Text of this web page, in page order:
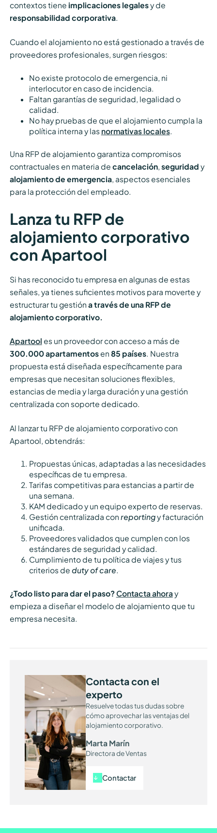
contextos tiene implicaciones legalesy de
responsabilidad corporativa.
Cuando el alojamiento no está gestionado a través de
proveedores profesionales, surgen riesgos:
No existe protocolo de emergencia, ni
interlocutor en caso de incidencia.
Faltan garantías de seguridad, legalidad o
calidad.
No hay pruebas de que el alojamiento cumpla la
política interna y las normativas locales.
Una RFP de alojamiento garantiza compromisos
contractuales en materia de cancelación, seguridad y
alojamiento de emergencia, aspectos esenciales
para la protección del empleado.
Lanza tu RFP de
alojamiento corporativo
con Apartool
Si has reconocido tu empresa en algunas de estas
señales, ya tienes suficientes motivos para moverte y
estructurar tu gestión a través de una RFP de
alojamiento corporativo.
Apartool es un proveedor con acceso a más de
300.000 apartamentosen 85 países. Nuestra
propuesta está diseñada específicamente para
empresas que necesitan soluciones flexibles,
estancias de media y larga duración y una gestión
centralizada con soporte dedicado.
Al lanzar tu RFP de alojamiento corporativo con
Apartool, obtendrás:
Propuestas únicas, adaptadas a las necesidades
específicas de tu empresa.
Tarifas competitivas para estancias a partir de
una semana.
KAM dedicado y un equipo experto de reservas.
Gestión centralizada con reportingy facturación
unificada.
Proveedores validados que cumplen con los
estándares de seguridad y calidad.
Cumplimiento de tu política de viajes y tus
criterios de duty of care.
¿Todo listo para dar el paso?Contacta ahora y
empieza a diseñar el modelo de alojamiento que tu
empresa necesita.
Contacta con el
experto
Resuelve todas tus dudas sobre
cómo aprovechar las ventajas del
alojamiento corporativo.
Marta Marín
Directora de Ventas
Contactar